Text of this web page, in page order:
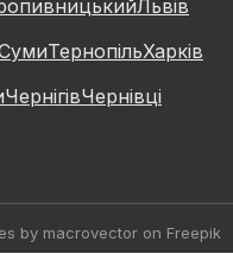
Львів
ТернопільХарків
ЧернігівЧернівці
by macrovector on Freepik